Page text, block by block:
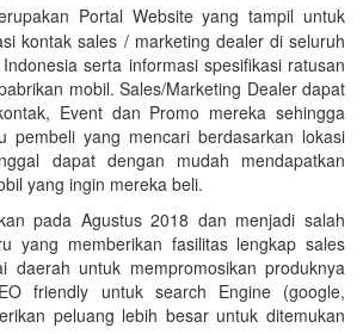
Portal Website yang tampil untuk
kontak sales / marketing dealer di seluruh
serta informasi spesifikasi ratusan
mobil. Sales/Marketing Dealer dapat
Event dan Promo mereka sehingga
pembeli yang mencari berdasarkan lokasi
dapat dengan mudah mendapatkan
yang ingin mereka beli.
pada Agustus 2018 dan menjadi salah
yang memberikan fasilitas lengkap sales
daerah untuk mempromosikan produknya
friendly untuk search Engine (google,
peluang lebih besar untuk ditemukan